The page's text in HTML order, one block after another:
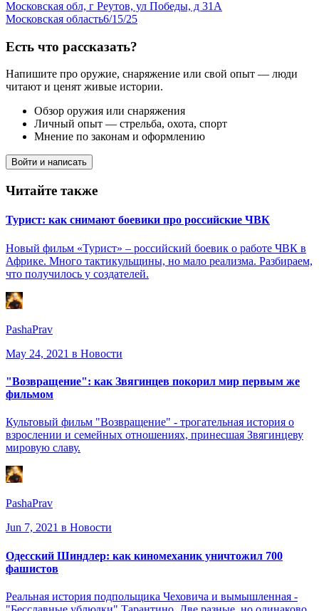
Московская обл, г Реутов, ул Победы, д 31А
Московская область6/15/25
Есть что рассказать?
Напишите про оружие, снаряжение или свой опыт — люди
читают и ценят живые истории.
Обзор оружия или снаряжения
Личный опыт — стрельба, охота, спорт
Мнение по законам и оформлению
Войти и написать
Читайте также
Турист: как снимают боевики про российские ЧВК
Новый фильм «Турист» – российский боевик о работе ЧВК в
Африке. Много тактикульщины, но мало реализма. Разбираем,
что получилось у создателей.
PashaPrav
May 24, 2021 в Новости
"Возвращение": как Звягинцев покорил мир первым же
фильмом
Культовый фильм "Возвращение" - трогательная история о
взрослении и семейных отношениях, принесшая Звягинцеву
мировую славу.
PashaPrav
Jun 7, 2021 в Новости
Одесский Шиндлер: как киномеханик уничтожил 700
фашистов
Реальная история подпольщика Чеховича и вымышленная -